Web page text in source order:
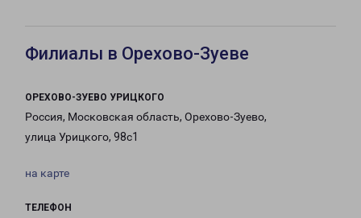
Филиалы в Орехово-Зуеве
ОРЕХОВО-ЗУЕВО УРИЦКОГО
Россия, Московская область, Орехово-Зуево,
улица Урицкого, 98с1
на карте
ТЕЛЕФОН